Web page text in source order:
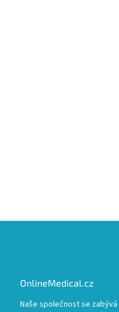
OnlineMedical.cz
Naše společnost se zabývá